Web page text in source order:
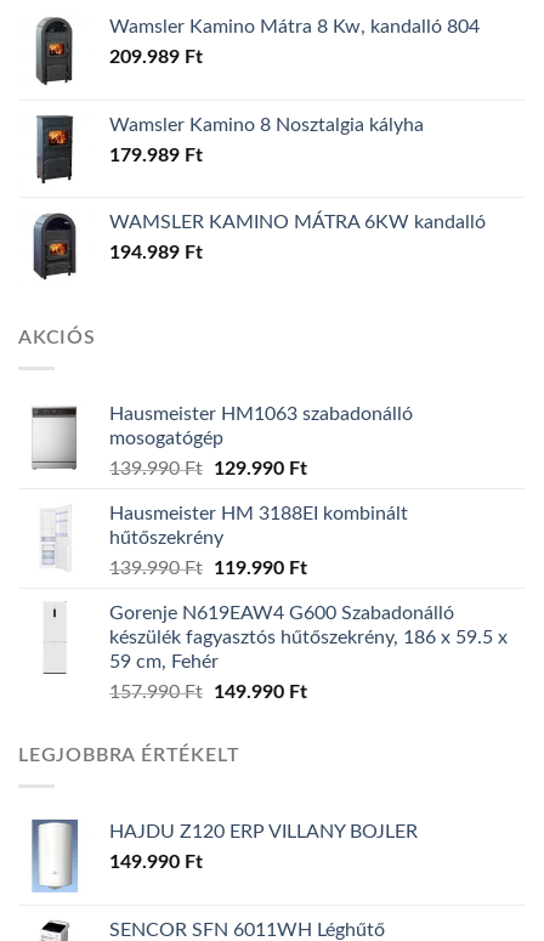
Wamsler Kamino Mátra 8 Kw, kandalló 804
209.989 Ft
Wamsler Kamino 8 Nosztalgia kályha
179.989 Ft
WAMSLER KAMINO MÁTRA 6KW kandalló
194.989 Ft
AKCIÓS
Hausmeister HM1063 szabadonálló
mosogatógép
139.990Ft
Original
was:
139.990 Ft.
129.990 FtCurrent
is:
Hausmeister HM 3188EI kombinált
hűtőszekrény
139.990Ft
Original
was:
139.990 Ft.
119.990 FtCurrent
is:
119.990 Ft.
Gorenje N619EAW4 G600 Szabadonálló
készülék fagyasztós hűtőszekrény, 186 x 59.5 x
59 cm, Fehér
157.990Ft
Original
149.990 FtCurrent
LEGJOBBRA ÉRTÉKELT
HAJDU Z120 ERP VILLANY BOJLER
149.990 Ft
SENCOR SFN 6011WH Léghűtő